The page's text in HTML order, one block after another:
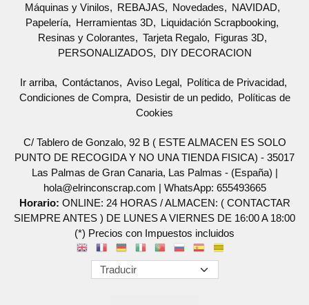
Máquinas y Vinilos
REBAJAS Novedades
NAVIDAD
Papelería
Herramientas 3D
Liquidación Scrapbooking
Resinas y Colorantes
Tarjeta Regalo
Figuras 3D
PERSONALIZADOS
DIY DECORACION
Ir arriba Contáctanos Aviso Legal
Política de Privacidad
Condiciones de Compra
Desistir de un pedido
Políticas de
Cookies
C/ Tablero de Gonzalo, 92 B ( ESTE ALMACEN ES SOLO
PUNTO DE RECOGIDA Y NO UNA TIENDA FISICA) - 35017
Las Palmas de Gran Canaria, Las Palmas - (España) |
hola@elrinconscrap.com | WhatsApp: 655493665
Horario: ONLINE: 24 HORAS / ALMACEN: ( CONTACTAR
SIEMPRE ANTES ) DE LUNES A VIERNES DE 16:00 A 18:00
(*) Precios con Impuestos incluidos